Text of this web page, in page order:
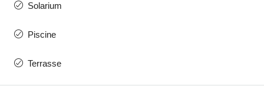
Solarium
Piscine
Terrasse